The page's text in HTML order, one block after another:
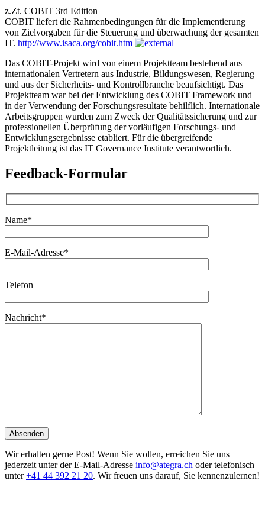
z.Zt. COBIT 3rd Edition
COBIT liefert die Rahmenbedingungen für die Implementierung
von Zielvorgaben für die Steuerung und überwachung der gesamten
IT. http://www.isaca.org/cobit.htm
Das COBIT-Projekt wird von einem Projektteam bestehend aus
internationalen Vertretern aus Industrie, Bildungswesen, Regierung
und aus der Sicherheits- und Kontrollbranche beaufsichtigt. Das
Projektteam war bei der Entwicklung des COBIT Framework und
in der Verwendung der Forschungsresultate behilflich. Internationale
Arbeitsgruppen wurden zum Zweck der Qualitätssicherung und zur
professionellen Überprüfung der vorläufigen Forschungs- und
Entwicklungsergebnisse etabliert. Für die übergreifende
Projektleitung ist das IT Governance Institute verantwortlich.
Feedback-Formular
Name*
E-Mail-Adresse*
Telefon
Nachricht*
Wir erhalten gerne Post! Wenn Sie wollen, erreichen Sie uns
jederzeit unter der E-Mail-Adresse info@ategra.ch oder telefonisch
unter+41 44 392 21 20. Wir freuen uns darauf, Sie kennenzulernen!